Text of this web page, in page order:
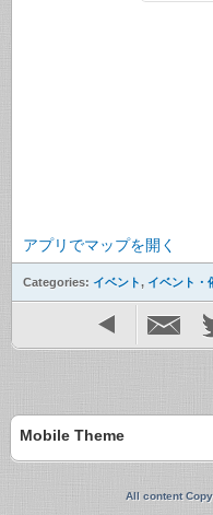
アプリでマップを開く
Categories: イベント, イベント・
Mobile Theme
All content